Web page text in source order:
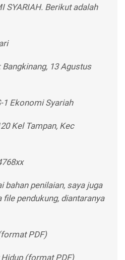
SYARIAH. Berikut adalah
13 Agustus
1 Ekonomi Syariah
Kel Tampan, Kec
bahan penilaian, saya juga
pendukung, diantaranya
PDF)
(format PDF)